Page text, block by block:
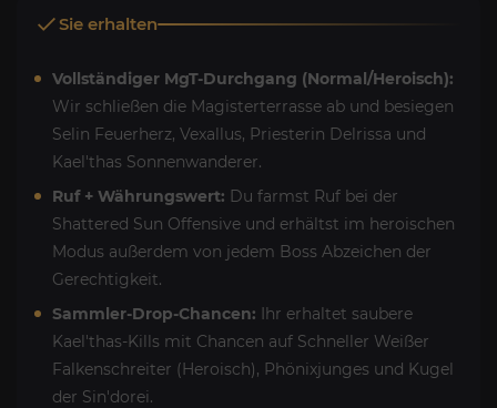
Sie erhalten
Vollständiger MgT-Durchgang (Normal/Heroisch):
Wir schließen die Magisterterrasse ab und besiegen
Selin Feuerherz, Vexallus, Priesterin Delrissa und
Kael'thas Sonnenwanderer.
Ruf + Währungswert: Du farmst Ruf bei der
Shattered Sun Offensive und erhältst im heroischen
Modus außerdem von jedem Boss Abzeichen der
Gerechtigkeit.
Sammler-Drop-Chancen: Ihr erhaltet saubere
Kael'thas-Kills mit Chancen auf Schneller Weißer
Falkenschreiter (Heroisch), Phönixjunges und Kugel
der Sin'dorei.